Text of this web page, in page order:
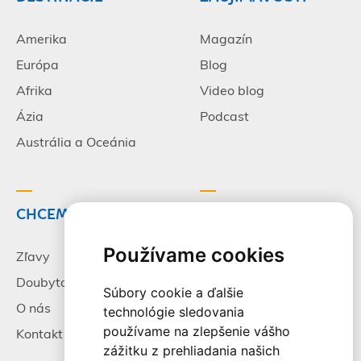
Používame cookies
Súbory cookie a ďalšie
technológie sledovania
používame na zlepšenie vášho
zážitku z prehliadania našich
Amerika
Európa
Afrika
Ázia
Austrália a Oceánia
Magazín
Blog
Video blog
Podcast
CHCEM CESTOVAŤ
Zľavy
Doubytovanie
O nás
Kontakt
Pracovné príležitosti
Všeobecné zmluvné
podmienky
Alternatívne riešenie